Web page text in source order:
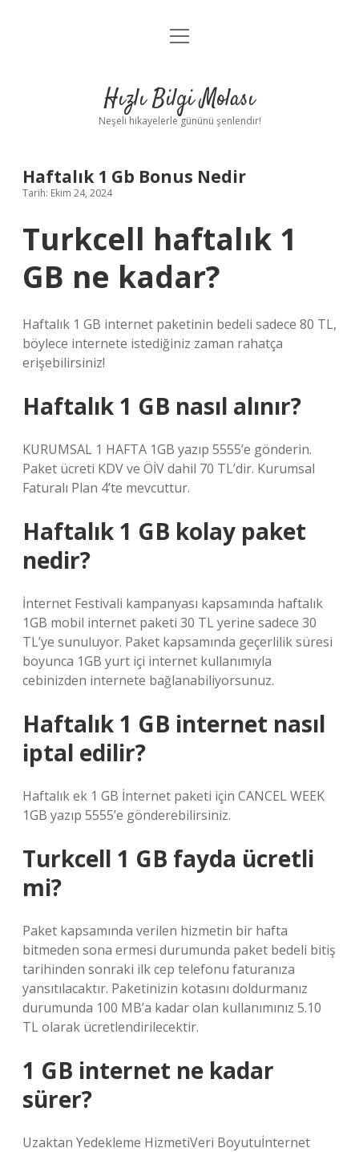
Anasayfa
Yasal Uyarı
menüyü
Hızlı Bilgi Molası
Neşeli hikayelerle gününü şenlendir!
Haftalık 1 Gb Bonus Nedir
Tarih: Ekim 24, 2024
Turkcell haftalık 1
GB ne kadar?
Haftalık 1 GB internet paketinin bedeli sadece 80 TL,
böylece internete istediğiniz zaman rahatça
erişebilirsiniz!
Haftalık 1 GB nasıl alınır?
KURUMSAL 1 HAFTA 1GB yazıp 5555’e gönderin.
Paket ücreti KDV ve ÖİV dahil 70 TL’dir. Kurumsal
Faturalı Plan 4’te mevcuttur.
Haftalık 1 GB kolay paket
nedir?
İnternet Festivali kampanyası kapsamında haftalık
1GB mobil internet paketi 30 TL yerine sadece 30
TL’ye sunuluyor. Paket kapsamında geçerlilik süresi
boyunca 1GB yurt içi internet kullanımıyla
cebinizden internete bağlanabiliyorsunuz.
Haftalık 1 GB internet nasıl
iptal edilir?
Haftalık ek 1 GB İnternet paketi için CANCEL WEEK
1GB yazıp 5555’e gönderebilirsiniz.
Turkcell 1 GB fayda ücretli
mi?
Paket kapsamında verilen hizmetin bir hafta
bitmeden sona ermesi durumunda paket bedeli bitiş
tarihinden sonraki ilk cep telefonu faturanıza
yansıtılacaktır. Paketinizin kotasını doldurmanız
durumunda 100 MB’a kadar olan kullanımınız 5.10
TL olarak ücretlendirilecektir.
1 GB internet ne kadar
sürer?
Uzaktan Yedekleme Hizmeti​Veri Boyutu​İnternet